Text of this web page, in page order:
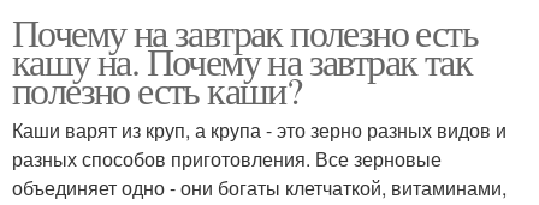
Завтрак в системе Овсянка на завтрак
Полезные каши
Почему на завтрак полезно есть
кашу на. Почему на завтрак так
полезно есть каши?
Каши варят из круп, а крупа - это зерно разных видов и
разных способов приготовления. Все зерновые
объединяет одно - они богаты клетчаткой, витаминами,